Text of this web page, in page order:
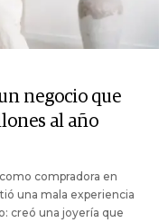
negocio que
al año
compradora en
una mala experiencia
creó una joyería que